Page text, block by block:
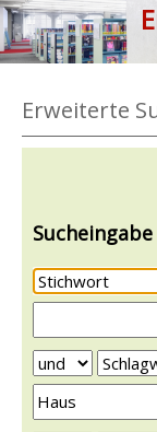
Erweiterte
Sucheingabe